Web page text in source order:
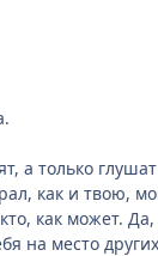
только глушат
как и твою,
как может. Да,
на место